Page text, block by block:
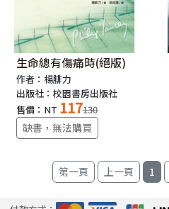
生命總有傷痛時(絕版)
作者：楊腓力
出版社：校園書房出版社
售價：NT 117130
缺書，無法購買
1